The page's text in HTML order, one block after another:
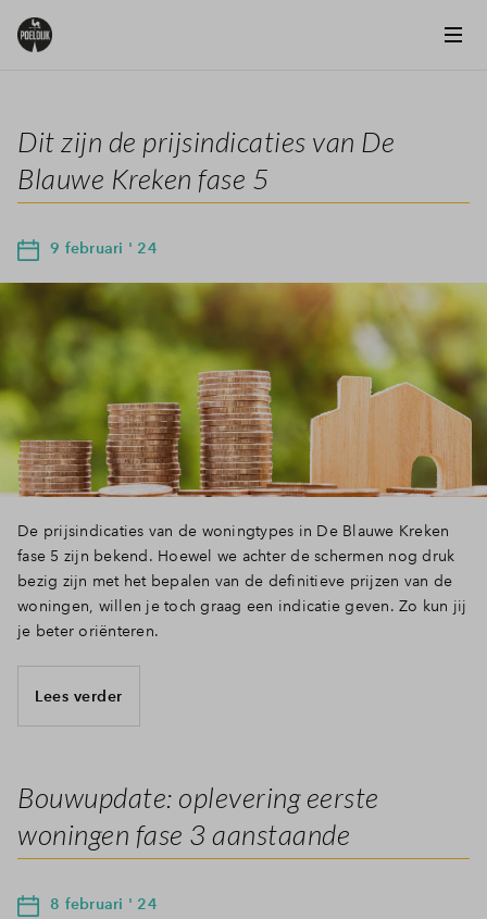
Dit zijn de prijsindicaties van De
Blauwe Kreken fase 5
9 februari ' 24
De prijsindicaties van de woningtypes in De Blauwe Kreken
fase 5 zijn bekend. Hoewel we achter de schermen nog druk
bezig zijn met het bepalen van de definitieve prijzen van de
woningen, willen je toch graag een indicatie geven. Zo kun jij
je beter oriënteren.
Lees verder
Bouwupdate: oplevering eerste
woningen fase 3 aanstaande
8 februari ' 24